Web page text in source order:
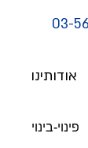
03-
אודותינו
פינוי-בינוי